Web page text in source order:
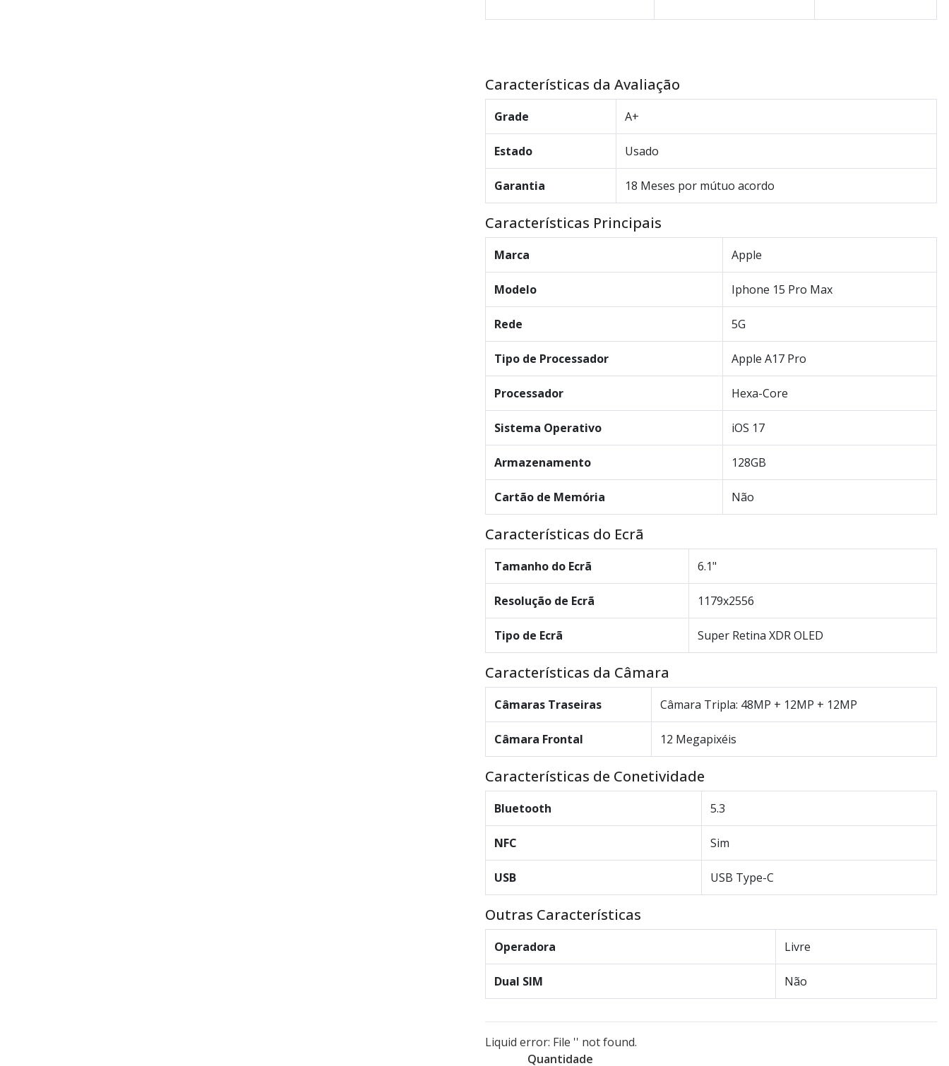
Características da Avaliação
Grade A+
Estado Usado
Garantia 18 Meses por mútuo acordo
Características Principais
Marca Apple
Modelo Iphone 15 Pro Max
Rede 5G
Tipo de Processador Apple A17 Pro
Processador Hexa-Core
Sistema Operativo iOS 17
Armazenamento 128GB
Cartão de Memória Não
Características do Ecrã
Tamanho do Ecrã 6.1"
Resolução de Ecrã 1179x2556
Tipo de Ecrã Super Retina XDR OLED
Características da Câmara
Câmaras Traseiras Câmara Tripla: 48MP + 12MP + 12MP
Câmara Frontal 12 Megapixéis
Características de Conetividade
Bluetooth 5.3
NFC Sim
USB USB Type-C
Outras Características
Operadora Livre
Dual SIM Não
Liquid error: File '' not found.
Quantidade